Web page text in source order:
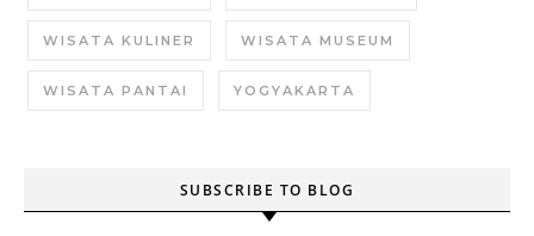
WISATA KULINER WISATA MUSEUM
WISATA PANTAI YOGYAKARTA
SUBSCRIBE TO BLOG